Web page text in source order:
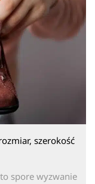
szerokość
spore wyzwanie